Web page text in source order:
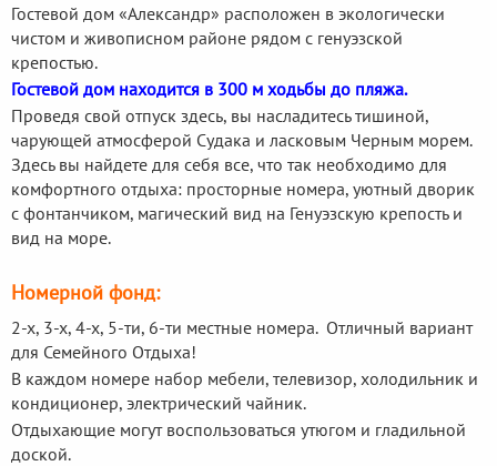
Гостевой дом «Александр» расположен в экологически
чистом и живописном районе рядом с генуэзской
крепостью.
Гостевой дом находится в 300 м ходьбы до пляжа.
Проведя свой отпуск здесь, вы насладитесь тишиной,
чарующей атмосферой Судака и ласковым Черным морем.
Здесь вы найдете для себя все, что так необходимо для
комфортного отдыха: просторные номера, уютный дворик
с фонтанчиком, магический вид на Генуэзскую крепость и
вид на море.
Номерной фонд:
2-х, 3-х, 4-х, 5-ти, 6-ти местные номера. Отличный вариант
для Семейного Отдыха!
В каждом номере набор мебели, телевизор, холодильник и
кондиционер, электрический чайник.
Отдыхающие могут воспользоваться утюгом и гладильной
доской.